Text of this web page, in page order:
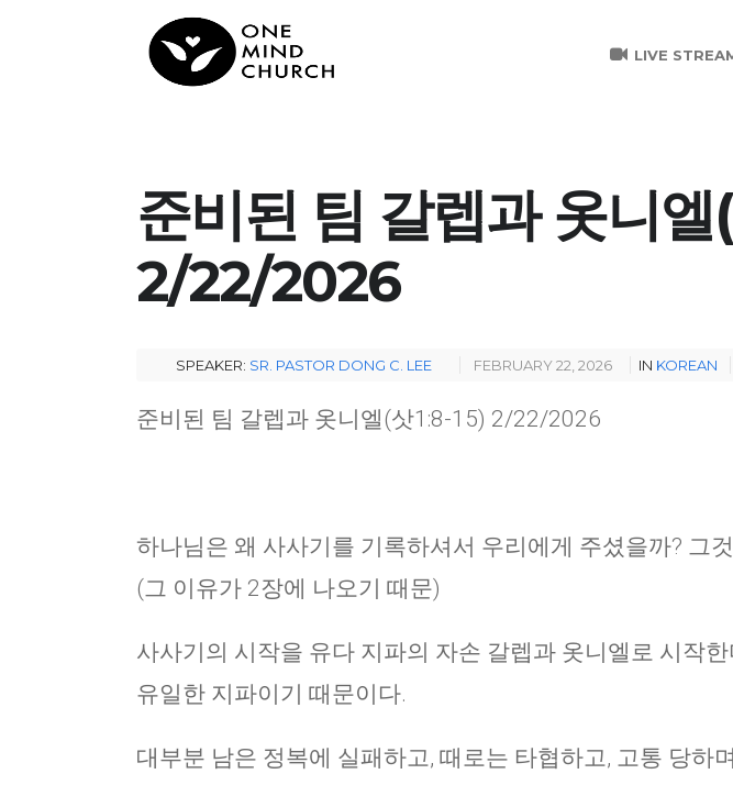
LIVE
준비된 팀 갈렙과 옷니엘
2/22/2026
SPEAKER: SR. PASTOR DONG C. LEE FEBRUARY 22, 2026 IN KOREAN
준비된 팀 갈렙과 옷니엘(삿1:8-15) 2/22/2026
하나님은 왜 사사기를 기록하셔서 우리에게 주셨을까? 그
(그 이유가 2장에 나오기 때문)
사사기의 시작을 유다 지파의 자손 갈렙과 옷니엘로 시작
유일한 지파이기 때문이다.
대부분 남은 정복에 실패하고, 때로는 타협하고, 고통 당하